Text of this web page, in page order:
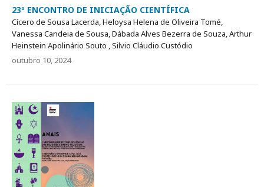
23º ENCONTRO DE INICIAÇÃO CIENTÍFICA
Cícero de Sousa Lacerda, Heloysa Helena de Oliveira Tomé,
Vanessa Candeia de Sousa, Dábada Alves Bezerra de Souza, Arthur
Heinstein Apolinário Souto , Silvio Cláudio Custódio
outubro 10, 2024